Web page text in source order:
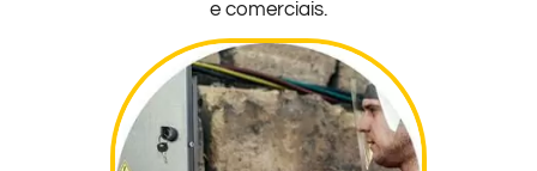
e comerciais.